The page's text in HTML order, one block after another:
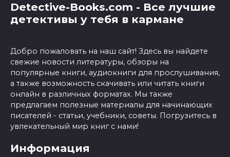
Detective-Books.com - Все лучшие
детективы у тебя в кармане
Добро пожаловать на наш сайт! Здесь вы найдете
свежие новости литературы, обзоры на
популярные книги, аудиокниги для прослушивания,
а также возможность скачивать или читать книги
онлайн в различных форматах. Мы также
предлагаем полезные материалы для начинающих
писателей - статьи, учебники, советы. Погрузитесь в
увлекательный мир книг с нами!
Информация